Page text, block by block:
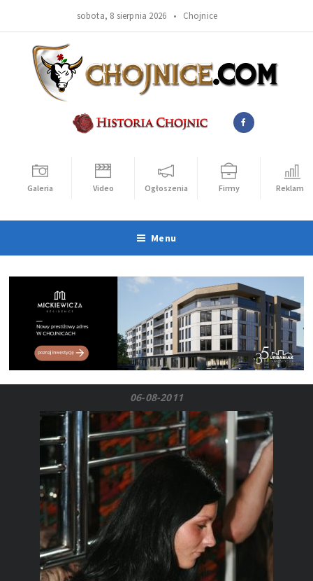
sobota, 8 sierpnia 2026 • Chojnice
Galeria Video Ogłoszenia Firmy Reklama
Menu
06-08-2011